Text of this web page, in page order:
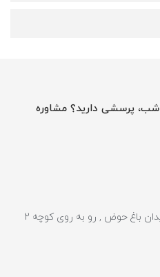
شنبه تا پنج شنبه 10 صبح تا 9 شب، پرسشی دارید؟ مشاوره
فارس - شیراز - بلوار زرهی , میدان باغ حوض , رو به روی کوچه 2